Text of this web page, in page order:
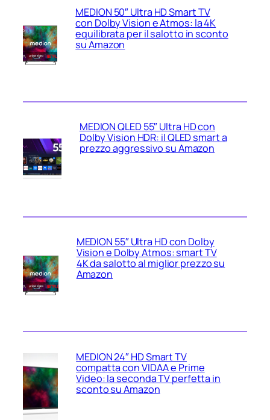
MEDION 50″ Ultra HD Smart TV
con Dolby Vision e Atmos: la 4K
equilibrata per il salotto in sconto
su Amazon
MEDION QLED 55″ Ultra HD con
Dolby Vision HDR: il QLED smart a
prezzo aggressivo su Amazon
MEDION 55″ Ultra HD con Dolby
Vision e Dolby Atmos: smart TV
4K da salotto al miglior prezzo su
Amazon
MEDION 24″ HD Smart TV
compatta con VIDAA e Prime
Video: la seconda TV perfetta in
sconto su Amazon